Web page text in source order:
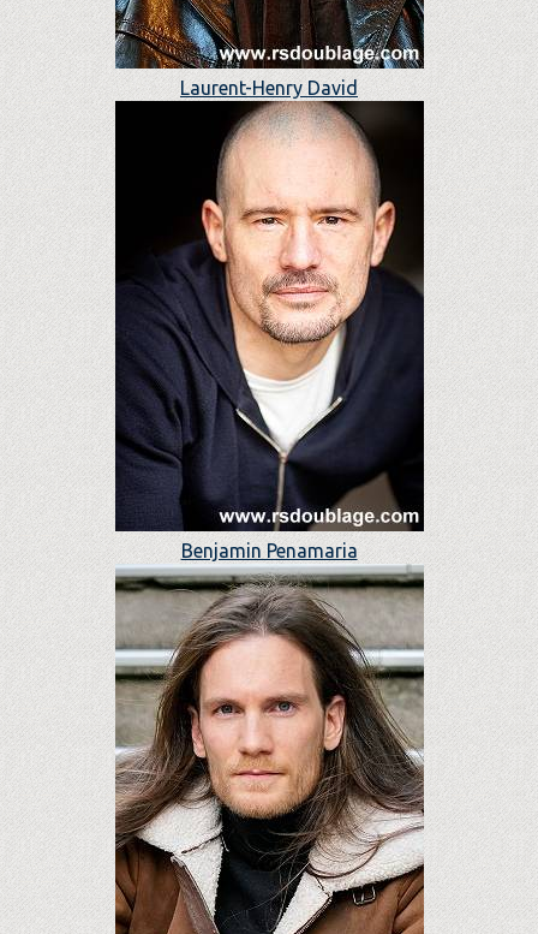
Laurent-Henry David
Benjamin Penamaria